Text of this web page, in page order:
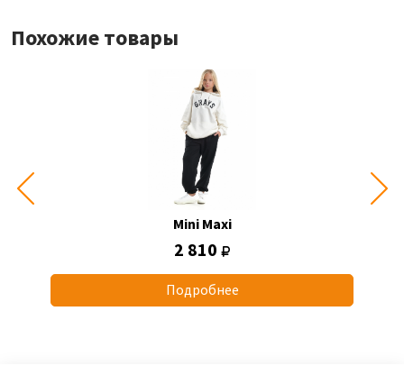
Похожие товары
Mini Maxi
2 810
Подробнее